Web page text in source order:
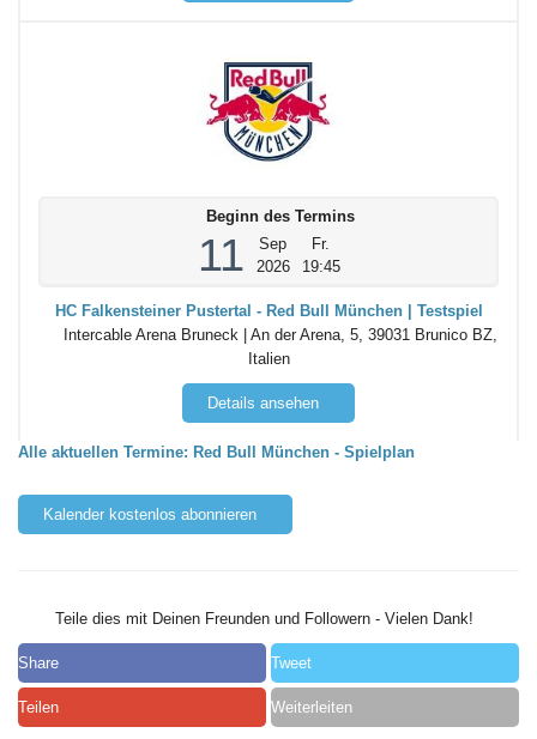
Beginn des Termins
11
Sep
2026
Fr.
19:45
HC Falkensteiner Pustertal - Red Bull München | Testspiel
Intercable Arena Bruneck | An der Arena, 5, 39031 Brunico BZ,
Italien
Details ansehen
Alle aktuellen Termine: Red Bull München - Spielplan
Kalender kostenlos abonnieren
Teile dies mit Deinen Freunden und Followern - Vielen Dank!
Share Tweet
Teilen Weiterleiten